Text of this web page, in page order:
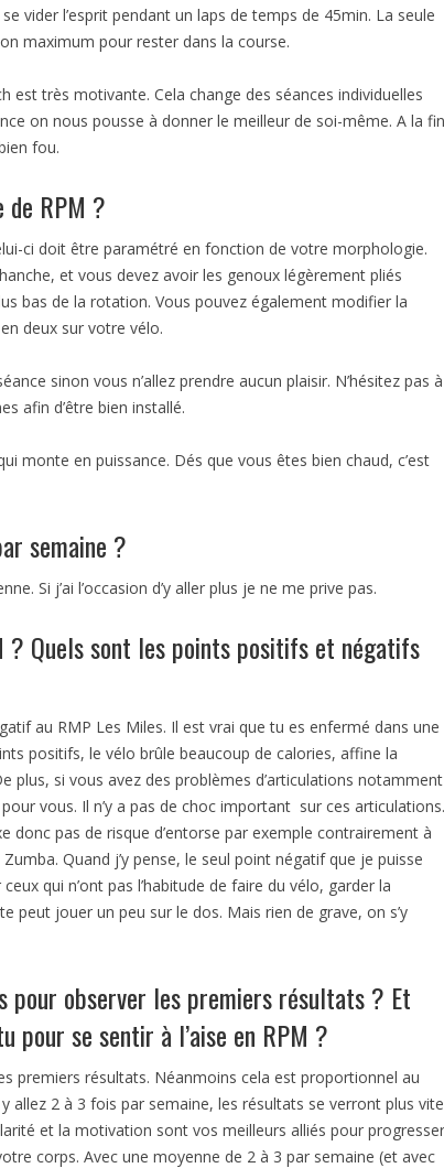
vider l’esprit pendant un laps de temps de 45min. La seule
maximum pour rester dans la course.
est très motivante. Cela change des séances individuelles
on nous pousse à donner le meilleur de soi-même. A la fin
fou.
de RPM ?
ci doit être paramétré en fonction de votre morphologie.
et vous devez avoir les genoux légèrement pliés
bas de la rotation. Vous pouvez également modifier la
deux sur votre vélo.
sinon vous n’allez prendre aucun plaisir. N’hésitez pas à
afin d’être bien installé.
monte en puissance. Dés que vous êtes bien chaud, c’est
semaine ?
Si j’ai l’occasion d’y aller plus je ne me prive pas.
? Quels sont les points positifs et négatifs
au RMP Les Miles. Il est vrai que tu es enfermé dans une
positifs, le vélo brûle beaucoup de calories, affine la
plus, si vous avez des problèmes d’articulations notamment
vous. Il n’y a pas de choc important sur ces articulations.
donc pas de risque d’entorse par exemple contrairement à
Quand j’y pense, le seul point négatif que je puisse
qui n’ont pas l’habitude de faire du vélo, garder la
peut jouer un peu sur le dos. Mais rien de grave, on s’y
pour observer les premiers résultats ? Et
pour se sentir à l’aise en RPM ?
premiers résultats. Néanmoins cela est proportionnel au
allez 2 à 3 fois par semaine, les résultats se verront plus vite
et la motivation sont vos meilleurs alliés pour progresser
corps. Avec une moyenne de 2 à 3 par semaine (et avec